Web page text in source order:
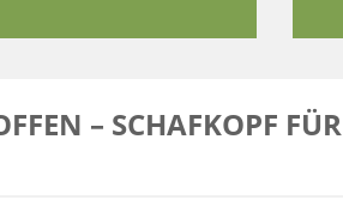
– SCHAFKOPF FÜR